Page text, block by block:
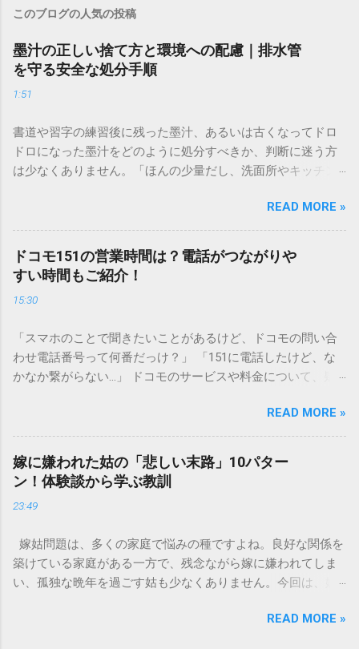
このブログの人気の投稿
墨汁の正しい捨て方と環境への配慮｜排水管
を守る安全な処分手順
1:51
書道や習字の練習後に残った墨汁、あるいは古くなってドロ
ドロになった墨汁をどのように処分すべきか、判断に迷う方
は少なくありません。「ほんの少量だし、洗面所やキッチン
と、実は予期せぬトラブルを招く原因となります。 墨汁は、
一般的な生活排水とは性質が大きく異なります。そのまま排
水口へ流すことは環境負荷だけでなく、ご自宅の排水設備を
傷める可能性も高いため、非常に危険です。この記事では、
墨汁を安全かつ環境に優しい方法で処分するための手順と、
容器を適切に分別する方法を徹底解説します。 墨汁を「排水
す）」と「膠（にかわ）」、そして水です。これらは非常に
微細かつ独特の粘性を持っているため、下水処理や配管維持
の観点から以下の問題が発生します。 1. 環境への深刻な負荷
施設であっても、これらの微粒子を完全に分解・除去するこ
とは容易ではありません。大量に流し続けると河川や海まで
到達し、水質の濁りや生態系へ悪影響を及ぼすリスクがあり
ます。 2. 排水管の詰まりと劣化 墨汁の粘度を保っている「膠
め、深刻な詰まりを引き起こします。特に築年数が経過した
住宅では配管トラブルが起きやすく、修理費用が高額になる
ケースも珍しくありません。 3. 頑固なシミと汚れの沈着 陶器
やホーロー製のシンクに墨汁が付着すると、細かい粒子が素
材の隙間に入り込み、取れない黒ずみとなります。一度素材
READ MORE »
ドコモ151の営業時間は？電話がつながりや
すい時間もご紹介！
15:30
「スマホのことで聞きたいことがあるけど、ドコモの問い合
わせ電話番号って何番だっけ？」 「151に電話したけど、な
かなか繋がらない…」 ドコモのサービスや料金について、疑
ンフォメーションセンター」の専用電話番号「151」ですよ
ね。 でも、「 ドコモ151は何時まで 営業しているの？」「
151は何時から 受付可能なの？」と営業時間がわからず、な
かなか電話ができない方もいるかもしれません。 この記事で
は、ドコモ151の営業時間や、電話が繋がりやすい時間帯、さ
らには電話がつながらない時の対処法をわかりやすく解説し
言うと、ドコモのインフォメーションセンター「151」の受付
時間は、 午前9時から午後8時まで です。 年中無休で、土日
祝日も営業しています。「 151 営業時間 」を気にする際、ま
って連絡することができますね。 この時間内であれば、ドコ
READ MORE »
嫁に嫌われた姑の「悲しい末路」10パター
ン！体験談から学ぶ教訓
23:49
嫁姑問題は、多くの家庭で悩みの種ですよね。良好な関係を
築けている家庭がある一方で、残念ながら嫁に嫌われてしま
い、孤独な晩年を過ごす姑も少なくありません。今回は、嫁
を10パターンご紹介します。実体験に基づいたエピソードも
READ MORE »